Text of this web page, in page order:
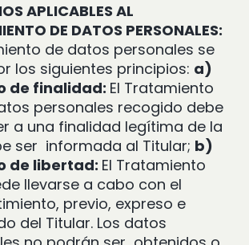
APLICABLES AL
DE DATOS PERSONALES:
de datos personales se
los siguientes principios: a)
de finalidad: El Tratamiento
personales recogido debe
a una finalidad legítima de la
ser informada al Titular; b)
de libertad: El Tratamiento
llevarse a cabo con el
previo, expreso e
del Titular. Los datos